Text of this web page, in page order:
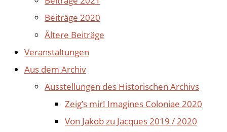
Beiträge 2020
Ältere Beiträge
Veranstaltungen
Aus dem Archiv
Ausstellungen des Historischen Archivs
Zeig’s mir! Imagines Coloniae 2020
Von Jakob zu Jacques 2019 / 2020